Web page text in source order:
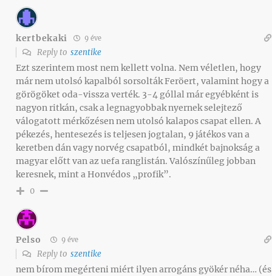
kertbekaki 9 éve
Reply to szentike
Ezt szerintem most nem kellett volna. Nem véletlen, hogy
már nem utolsó kapalból sorsolták Feröert, valamint hogy a
görögöket oda-vissza verték. 3-4 góllal már egyébként is
nagyon ritkán, csak a legnagyobbak nyernek selejtező
válogatott mérkőzésen nem utolsó kalapos csapat ellen. A
pékezés, hentesezés is teljesen jogtalan, 9 játékos van a
keretben dán vagy norvég csapatból, mindkét bajnokság a
magyar előtt van az uefa ranglistán. Valószínűleg jobban
keresnek, mint a Honvédos „profik”.
0
Pelso 9 éve
Reply to szentike
nem bírom megérteni miért ilyen arrogáns gyökér néha… (és